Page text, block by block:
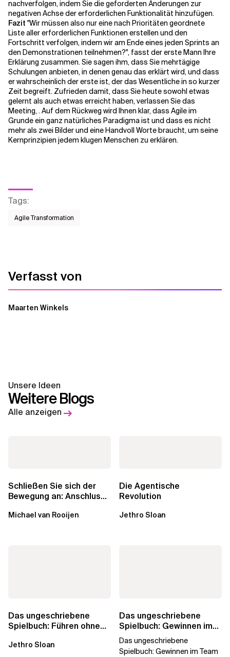
nachverfolgen, indem Sie die geforderten Änderungen zur
negativen Achse der erforderlichen Funktionalität hinzufügen.
Fazit "Wir müssen also nur eine nach Prioritäten geordnete
Liste aller erforderlichen Funktionen erstellen und den
Fortschritt verfolgen, indem wir am Ende eines jeden Sprints an
den Demonstrationen teilnehmen?", fasst der erste Mann Ihre
Erklärung zusammen. Sie sagen ihm, dass Sie mehrtägige
Schulungen anbieten, in denen genau das erklärt wird, und dass
er wahrscheinlich der erste ist, der das Wesentliche in so kurzer
Zeit begreift. Zufrieden damit, dass Sie heute sowohl etwas
gelernt als auch etwas erreicht haben, verlassen Sie das
Meeting, . Auf dem Rückweg wird Ihnen klar, dass Agile im
Grunde ein ganz natürliches Paradigma ist und dass es nicht
mehr als zwei Bilder und eine Handvoll Worte braucht, um seine
Kernprinzipien jedem klugen Menschen zu erklären.
Tags:
Agile Transformation
Verfasst von
Maarten Winkels
Unsere Ideen
Weitere Blogs
Alle anzeigen
Schließen Sie sich der
Bewegung an: Anschluss
Michael van Rooijen
Die Agentische
Revolution
Jethro Sloan
Das ungeschriebene
Spielbuch: Führen ohne
Jethro Sloan
Das ungeschriebene
Spielbuch: Gewinnen im
Team
Das ungeschriebene
Spielbuch: Gewinnen im Team